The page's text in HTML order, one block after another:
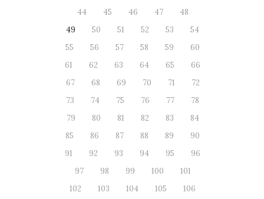
44
45 46 47
48
49
50 51 52 53
54
55
56 57 58 59
60
61
62 63 64 65
66
67
68 69 70 71
72
73
74 75 76 77
78
79
80 81 82 83
84
85
86 87 88 89
90
91
92 93 94 95
96
97
98 99 100
101
102
103 104 105
106